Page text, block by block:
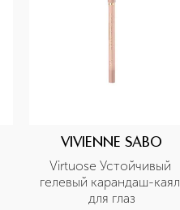
VIVIENNE SABO
Virtuose Устойчивый
гелевый карандаш-каял
для глаз